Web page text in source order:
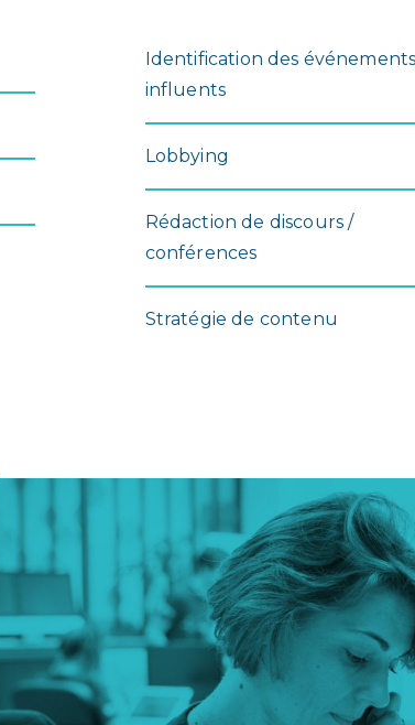
Identification des événements
influents
Lobbying
Rédaction de discours /
conférences
Stratégie de contenu